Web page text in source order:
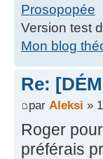
Prosopopée
Version test
Mon blog
Re:
par Aleksi »
Roger
préférais